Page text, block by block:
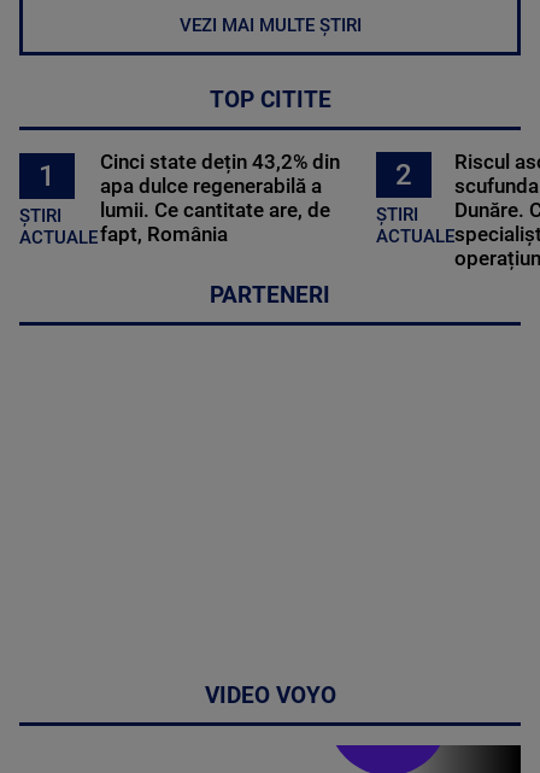
VEZI MAI MULTE ȘTIRI
TOP CITITE
1
ȘTIRI
ACTUALE
Cinci state dețin 43,2% din
apa dulce regenerabilă a
lumii. Ce cantitate are, de
fapt, România
2
ȘTIRI
ACTUALE
Riscul
Dunăre.
PARTENERI
VIDEO VOYO